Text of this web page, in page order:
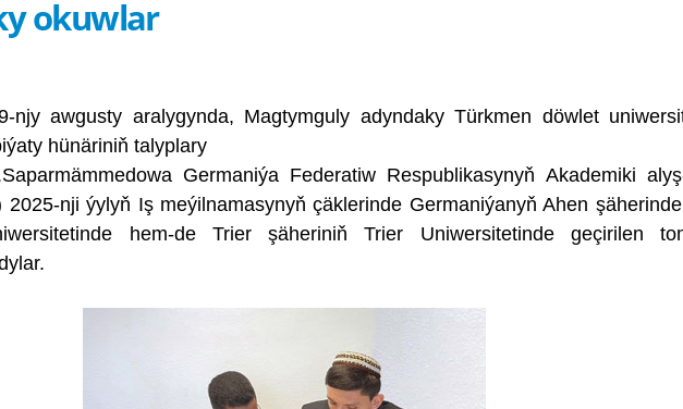
okuwlar
njy awgusty aralygynda, Magtymguly adyndaky Türkmen döwlet
hünäriniň talyplary
Germaniýa Federatiw Respublikasynyň Akademiki
2025-nji ýylyň Iş meýilnamasynyň çäklerinde Germaniýanyň Ahen
hem-de Trier şäheriniň Trier Uniwersitetinde geçirilen